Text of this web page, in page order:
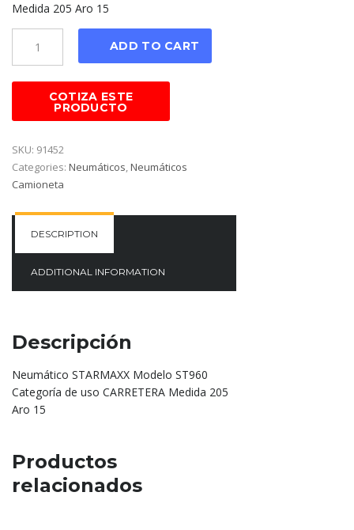
Medida 205 Aro 15
ADD TO CART
SKU: 91452
Categories: Neumáticos,Neumáticos
Camioneta
DESCRIPTION
ADDITIONAL INFORMATION
Descripción
Neumático STARMAXX Modelo ST960
Categoría de uso CARRETERA Medida 205
Aro 15
Productos
relacionados